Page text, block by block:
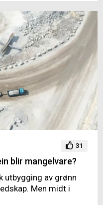
31
blir mangelvare?
utbygging av grønn
Men midt i